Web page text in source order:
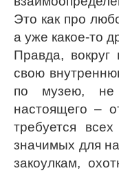
Это как про
а уже какое-то
Правда,
свою
по музею, не
настоящего –
требуется
значимых для
закоулкам,